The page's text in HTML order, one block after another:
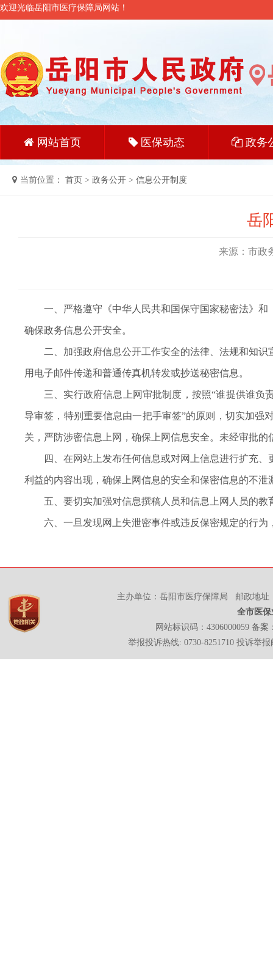
欢迎光临岳阳市医疗保障局网站！
网站首页 医保动态 政务
当前位置： 首页 > 政务公开 > 信息公开制度
岳
来源：市政
一、严格遵守《中华人民共和国保守国家秘密法》
确保政务信息公开安全。
二、加强政府信息公开工作安全的法律、法规和知
用电子邮件传递和普通传真机转发或抄送秘密信息。
三、实行政府信息上网审批制度，按照“谁提供谁负
导审签，特别重要信息由一把手审签”的原则，切实加
关，严防涉密信息上网，确保上网信息安全。未经审批的
四、在网站上发布任何信息或对网上信息进行扩充
利益的内容出现，确保上网信息的安全和保密信息的不泄
五、要切实加强对信息撰稿人员和信息上网人员的
六、一旦发现网上失泄密事件或违反保密规定的行
主办单位：岳阳市医疗保障局 邮政地址
全市医
网站标识码：4306000059 备案
举报投诉热线: 0730-8251710 投诉举